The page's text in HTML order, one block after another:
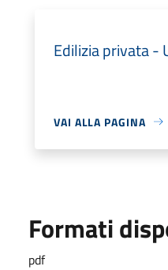
Edilizia privata -
VAI ALLA PAGINA
Formati
pdf